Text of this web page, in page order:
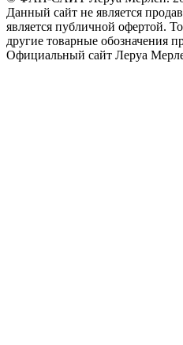
Данный сайт не является
является публичной офертой.
другие товарные обозначения
Официальный сайт Леруа